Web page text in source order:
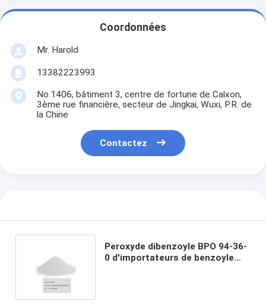
Coordonnées
Mr. Harold
13382223993
No.1406, bâtiment 3, centre de fortune de Calxon,
3ème rue financière, secteur de Jingkai, Wuxi, P.R. de
la Chine
Contactez
Peroxyde dibenzoyle BPO 94-36-
0 d'importateurs de benzoyle